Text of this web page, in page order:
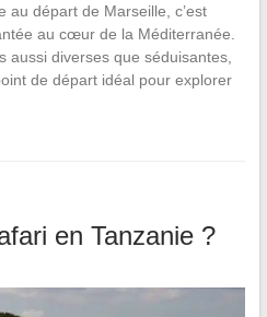
au départ de Marseille, c’est
au cœur de la Méditerranée.
aussi diverses que séduisantes,
de départ idéal pour explorer
en Tanzanie ?